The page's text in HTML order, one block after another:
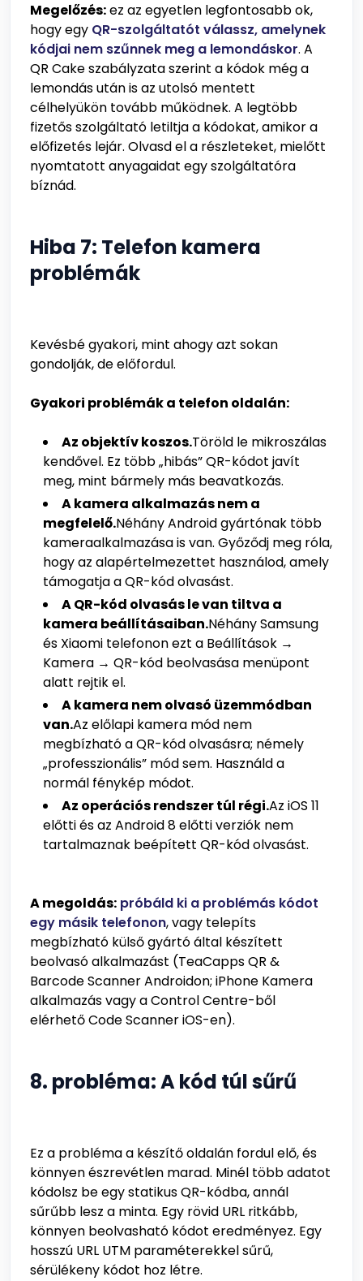
Megelőzés:ez az egyetlen legfontosabb ok,
hogy egy QR-szolgáltatót válassz, amelynek
kódjai nem szűnnek meg a lemondáskor. A
QR Cake szabályzata szerint a kódok még a
lemondás után is az utolsó mentett
célhelyükön tovább működnek. A legtöbb
fizetős szolgáltató letiltja a kódokat, amikor a
előfizetés lejár. Olvasd el a részleteket, mielőtt
nyomtatott anyagaidat egy szolgáltatóra
bíznád.
Hiba 7: Telefon kamera
problémák
Kevésbé gyakori, mint ahogy azt sokan
gondolják, de előfordul.
Gyakori problémák a telefon oldalán:
Az objektív koszos.Töröld le mikroszálas
kendővel. Ez több „hibás” QR-kódot javít
meg, mint bármely más beavatkozás.
A kamera alkalmazás nem a
megfelelő.Néhány Android gyártónak több
kameraalkalmazása is van. Győződj meg róla,
hogy az alapértelmezettet használod, amely
támogatja a QR-kód olvasást.
A QR-kód olvasás le van tiltva a
kamera beállításaiban.Néhány Samsung
és Xiaomi telefonon ezt a Beállítások →
Kamera → QR-kód beolvasása menüpont
alatt rejtik el.
A kamera nem olvasó üzemmódban
van.Az előlapi kamera mód nem
megbízható a QR-kód olvasásra; némely
„professzionális” mód sem. Használd a
normál fénykép módot.
Az operációs rendszer túl régi.Az iOS 11
előtti és az Android 8 előtti verziók nem
tartalmaznak beépített QR-kód olvasást.
A megoldás: próbáld ki a problémás kódot
egy másik telefonon, vagy telepíts
megbízható külső gyártó által készített
beolvasó alkalmazást (TeaCapps QR &
Barcode Scanner Androidon; iPhone Kamera
alkalmazás vagy a Control Centre-ből
elérhető Code Scanner iOS-en).
8. probléma: A kód túl sűrű
Ez a probléma a készítő oldalán fordul elő, és
könnyen észrevétlen marad. Minél több adatot
kódolsz be egy statikus QR-kódba, annál
sűrűbb lesz a minta. Egy rövid URL ritkább,
könnyen beolvasható kódot eredményez. Egy
hosszú URL UTM paraméterekkel sűrű,
sérülékeny kódot hoz létre.